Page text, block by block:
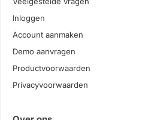
Inloggen
Account aanmaken
Demo aanvragen
Productvoorwaarden
Privacyvoorwaarden